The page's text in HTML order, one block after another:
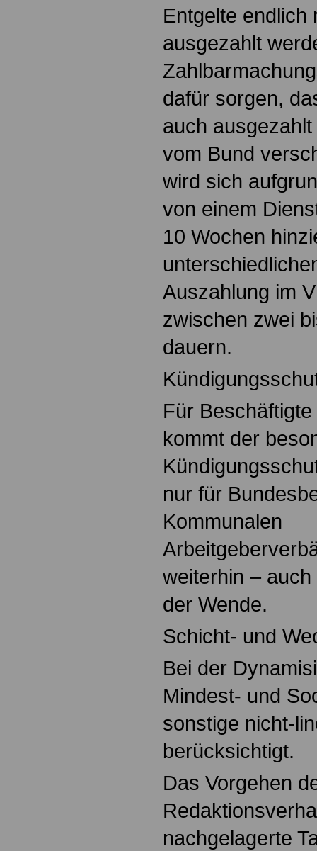
Entgelte endlich
ausgezahlt
dafür sorgen,
auch
vom Bund
wird sich
von einem
10 Wochen
Auszahlung im
zwischen zwei
dauern.
Für
kommt der
nur für
Kommunalen
weiterhin –
der Wende.
Schicht- und
Bei der
Mindest- und
sonstige nicht-
berücksichtigt.
Das Vorgehen
nachgelagerte